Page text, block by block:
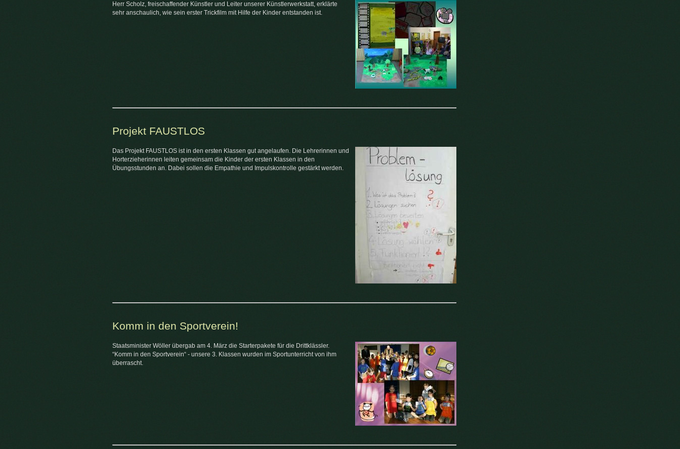
Herr Scholz, freischaffender Künstler und Leiter unserer Künstlerwerkstatt, erklärte
sehr anschaulich, wie sein erster Trickfilm mit Hilfe der Kinder entstanden ist.
Projekt FAUSTLOS
Das Projekt FAUSTLOS ist in den ersten Klassen gut angelaufen. Die Lehrerinnen und
Horterzieherinnen leiten gemeinsam die Kinder der ersten Klassen in den
Übungsstunden an. Dabei sollen die Empathie und Impulskontrolle gestärkt werden.
Komm in den Sportverein!
Staatsminister Wöller übergab am 4. März die Starterpakete für die Drittklässler.
“Komm in den Sportverein“ - unsere 3. Klassen wurden im Sportunterricht von ihm
überrascht.